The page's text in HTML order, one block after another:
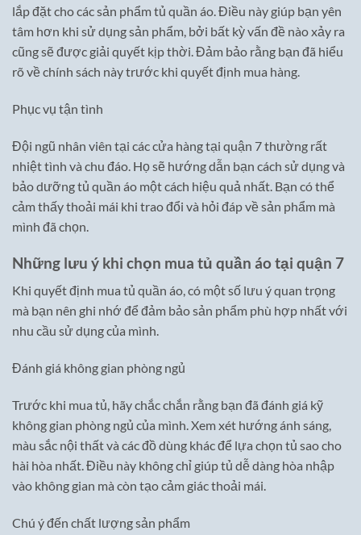
lắp đặt cho các sản phẩm tủ quần áo. Điều này giúp bạn yên
tâm hơn khi sử dụng sản phẩm, bởi bất kỳ vấn đề nào xảy ra
cũng sẽ được giải quyết kịp thời. Đảm bảo rằng bạn đã hiểu
rõ về chính sách này trước khi quyết định mua hàng.
Phục vụ tận tình
Đội ngũ nhân viên tại các cửa hàng tại quận 7 thường rất
nhiệt tình và chu đáo. Họ sẽ hướng dẫn bạn cách sử dụng và
bảo dưỡng tủ quần áo một cách hiệu quả nhất. Bạn có thể
cảm thấy thoải mái khi trao đổi và hỏi đáp về sản phẩm mà
mình đã chọn.
Những lưu ý khi chọn mua tủ quần áo tại quận 7
Khi quyết định mua tủ quần áo, có một số lưu ý quan trọng
mà bạn nên ghi nhớ để đảm bảo sản phẩm phù hợp nhất với
nhu cầu sử dụng của mình.
Đánh giá không gian phòng ngủ
Trước khi mua tủ, hãy chắc chắn rằng bạn đã đánh giá kỹ
không gian phòng ngủ của mình. Xem xét hướng ánh sáng,
màu sắc nội thất và các đồ dùng khác để lựa chọn tủ sao cho
hài hòa nhất. Điều này không chỉ giúp tủ dễ dàng hòa nhập
vào không gian mà còn tạo cảm giác thoải mái.
Chú ý đến chất lượng sản phẩm